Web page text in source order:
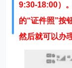
9:30-18:00）
的“证件照”按
然后就可以办